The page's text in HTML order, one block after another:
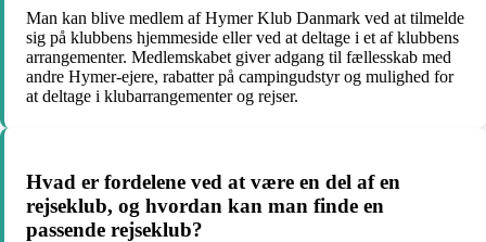
Man kan blive medlem af Hymer Klub Danmark ved at tilmelde
sig på klubbens hjemmeside eller ved at deltage i et af klubbens
arrangementer. Medlemskabet giver adgang til fællesskab med
andre Hymer-ejere, rabatter på campingudstyr og mulighed for
at deltage i klubarrangementer og rejser.
Hvad er fordelene ved at være en del af en
rejseklub, og hvordan kan man finde en
passende rejseklub?